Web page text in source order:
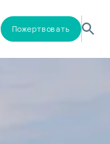
Пожертвовать